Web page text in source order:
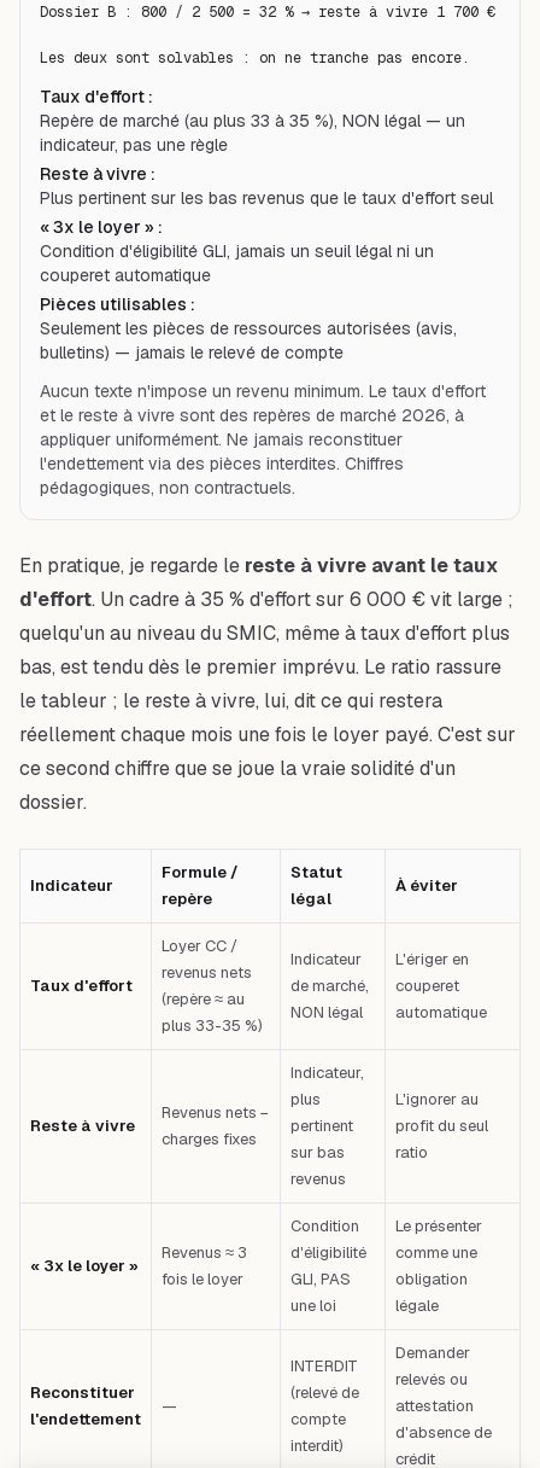
Dossier B : 800 / 2 500 = 32 % → reste à vivre 1 700 €
Les deux sont solvables : on ne tranche pas encore.
Taux d'effort :
Repère de marché (au plus 33 à 35 %), NON légal — un
indicateur, pas une règle
Reste à vivre :
Plus pertinent sur les bas revenus que le taux d'effort seul
« 3x le loyer » :
Condition d'éligibilité GLI, jamais un seuil légal ni un
couperet automatique
Pièces utilisables :
Seulement les pièces de ressources autorisées (avis,
bulletins) — jamais le relevé de compte
Aucun texte n'impose un revenu minimum. Le taux d'effort
et le reste à vivre sont des repères de marché 2026, à
appliquer uniformément. Ne jamais reconstituer
l'endettement via des pièces interdites. Chiffres
pédagogiques, non contractuels.
En pratique, je regarde le reste à vivre avant le taux
d'effort. Un cadre à 35 % d'effort sur 6 000 € vit large ;
quelqu'un au niveau du SMIC, même à taux d'effort plus
bas, est tendu dès le premier imprévu. Le ratio rassure
le tableur ; le reste à vivre, lui, dit ce qui restera
réellement chaque mois une fois le loyer payé. C'est sur
ce second chiffre que se joue la vraie solidité d'un
dossier.
Indicateur
Formule /
repère
Statut
légal
À éviter
Taux d'effort
Loyer CC /
revenus nets
(repère ≈ au
plus 33-35 %)
Indicateur
de marché,
NON légal
L'ériger en
couperet
automatique
Reste à vivre
Revenus nets −
charges fixes
Indicateur,
plus
pertinent
sur bas
revenus
L'ignorer au
profit du seul
ratio
« 3x le loyer »
Revenus ≈ 3
fois le loyer
Condition
d'éligibilité
GLI, PAS
une loi
Le présenter
comme une
obligation
légale
Reconstituer
l'endettement
—
INTERDIT
(relevé de
compte
interdit)
Demander
relevés ou
attestation
d'absence de
crédit